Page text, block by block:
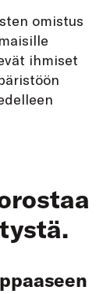
omistus
ihmiset